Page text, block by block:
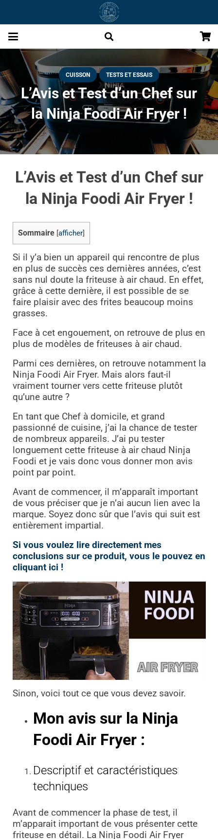
CUISSON TESTS ET ESSAIS
L’Avis et Test d’un Chef sur
la Ninja Foodi Air Fryer !
L’Avis et Test d’un Chef sur
la Ninja Foodi Air Fryer !
Sommaire afficher]
Si il y’a bien un appareil qui rencontre de plus
en plus de succès ces dernières années, c’est
sans nul doute la friteuse à air chaud. En effet,
grâce à cette dernière, il est possible de se
faire plaisir avec des frites beaucoup moins
grasses.
Face à cet engouement, on retrouve de plus en
plus de modèles de friteuses à air chaud.
Parmi ces dernières, on retrouve notamment la
Ninja Foodi Air Fryer. Mais alors faut-il
vraiment tourner vers cette friteuse plutôt
qu’une autre ?
En tant que Chef à domicile, et grand
passionné de cuisine, j’ai la chance de tester
de nombreux appareils. J’ai pu tester
longuement cette friteuse à air chaud Ninja
Foodi et je vais donc vous donner mon avis
point par point.
Avant de commencer, il m’apparaît important
de vous préciser que je n’ai aucun lien avec la
marque. Soyez donc sûr que l’avis qui suit est
entièrement impartial.
Si vous voulez lire directement mes
conclusions sur ce produit, vous le pouvez en
cliquant ici !
Sinon, voici tout ce que vous devez savoir.
Mon avis sur la Ninja
Foodi Air Fryer :
Descriptif et caractéristiques
techniques
Avant de commencer la phase de test, il
m’apparait important de vous présenter cette
friteuse en détail. La Ninja Foodi Air Fryer